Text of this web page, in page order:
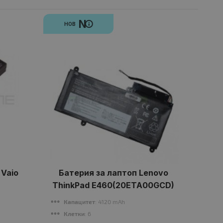
НОВ N
Батерия за лаптоп Lenovo
ThinkPad E460(20ETA00GCD)
Капацитет: 4120 mAh
Клетки: 6